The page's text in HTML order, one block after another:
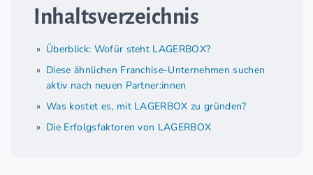
Inhaltsverzeichnis
Überblick: Wofür steht LAGERBOX?
Diese ähnlichen Franchise-Unternehmen suchen
aktiv nach neuen Partner:innen
Was kostet es, mit LAGERBOX zu gründen?
Die Erfolgsfaktoren von LAGERBOX